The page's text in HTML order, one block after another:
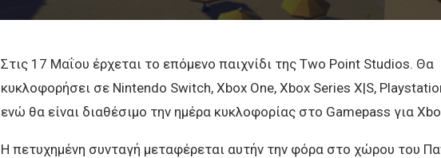
Στις 17 Μαΐου έρχεται το επόμενο παιχνίδι της Two Point Studios. Θα
κυκλοφορήσει σε Nintendo Switch, Xbox One, Xbox Series X|S,
ενώ θα είναι διαθέσιμο την ημέρα κυκλοφορίας στο Gamepass για
Η πετυχημένη συνταγή μεταφέρεται αυτήν την φόρα στο χώρου του